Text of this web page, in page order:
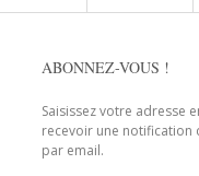
ABONNEZ-VOUS !
Saisissez votre adresse
recevoir une notification
par email.